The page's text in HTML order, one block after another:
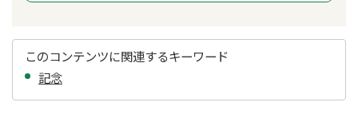
このコンテンツに関連するキーワード
記念